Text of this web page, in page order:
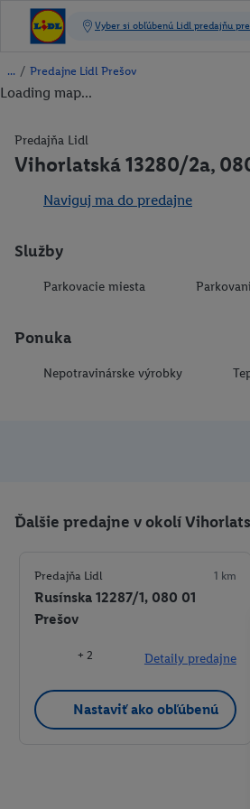
/ Predajne Lidl Prešov
Loading map...
Predajňa Lidl
Vihorlatská 13280/2a,
Naviguj ma do predajne
Služby
Parkovacie miesta
Ponuka
Nepotravinárske výrobky
Ďalšie predajne v okolí
Predajňa Lidl 1 km
Rusínska 12287/1, 080 01
Prešov
+ 2 Detaily predajne
Nastaviť ako obľúbenú